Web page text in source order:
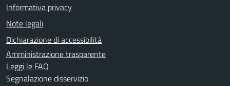
Informativa privacy
Note legali
Dichiarazione di accessibilità
Amministrazione trasparente
Leggi le FAQ
Segnalazione disservizio